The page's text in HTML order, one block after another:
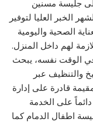
جليسة مسنين
الخبر العليا لتوفير
الصحية واليومية
لهم داخل المنزل.
الوقت نفسه، يبحث
والتنظيف عبر
قادرة على إدارة
دائماً على الخدمة
اطفال الدمام كما